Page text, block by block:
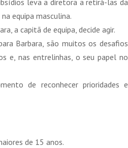
equipa masculina.
a capitã de equipa, decide agir.
Barbara, são muitos os desafios
e, nas entrelinhas, o seu papel no
de reconhecer prioridades e
de 15 anos.